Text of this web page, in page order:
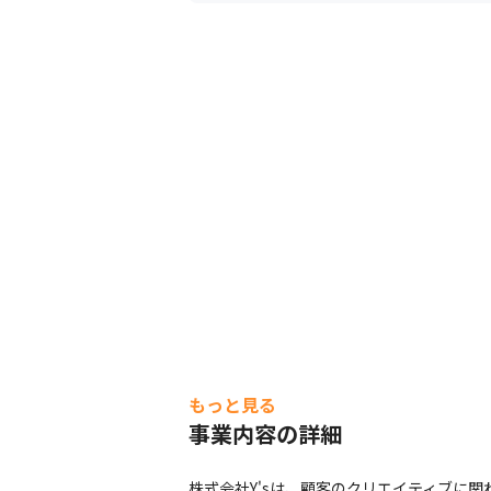
もっと見る
事業内容の詳細